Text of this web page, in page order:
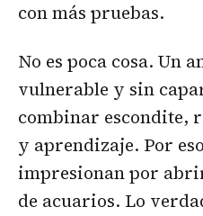
con más pruebas.
No es poca cosa. Un
vulnerable y sin
combinar escondite,
y aprendizaje. Por
impresionan por
de acuarios. Lo